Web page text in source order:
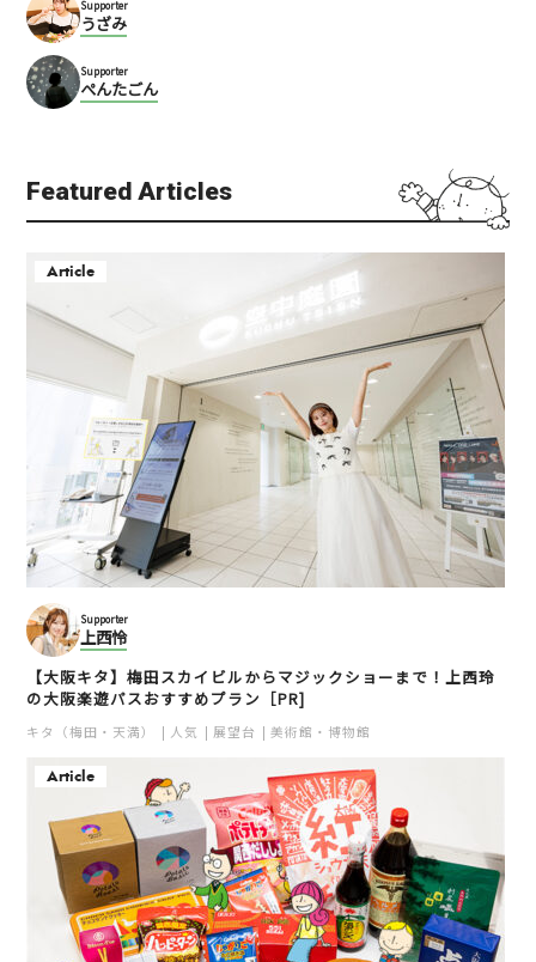
Supporter
うざみ
Supporter
ぺんたごん
Featured Articles
Article
Supporter
上西怜
【大阪キタ】梅田スカイビルからマジックショーまで！上西玲
の大阪楽遊パスおすすめプラン［PR]
キタ（梅田・天満） 人気 展望台 美術館・博物館
Article